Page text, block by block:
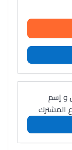
و إسم
المشترك